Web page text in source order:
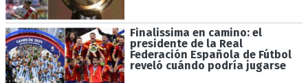
Finalissima en camino: el
presidente de la Real
Federación Española de Fútbol
reveló cuándo podría jugarse